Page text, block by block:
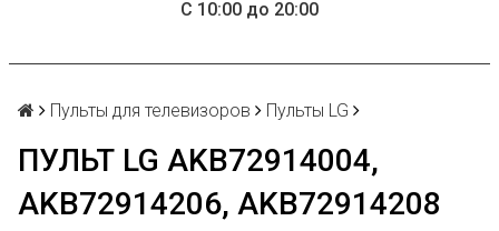
С 10:00 до 20:00
Пульты для телевизоров Пульты LG
ПУЛЬТ LG AKB72914004,
AKB72914206, AKB72914208